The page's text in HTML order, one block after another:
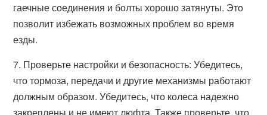
гаечные соединения и болты хорошо затянуты. Это
позволит избежать возможных проблем во время
езды.
7. Проверьте настройки и безопасность: Убедитесь,
что тормоза, передачи и другие механизмы работают
должным образом. Убедитесь, что колеса надежно